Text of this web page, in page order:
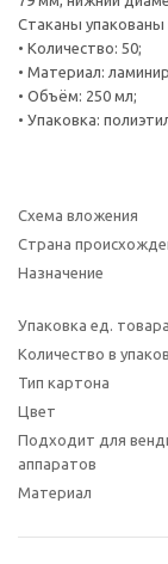
Стаканы упакованы
• Количество: 50;
• Материал:
• Объём: 250 мл;
• Упаковка:
Схема вложения
Страна
Назначение
Упаковка ед. товара
Количество в
Тип картона
Цвет
Подходит для
аппаратов
Материал